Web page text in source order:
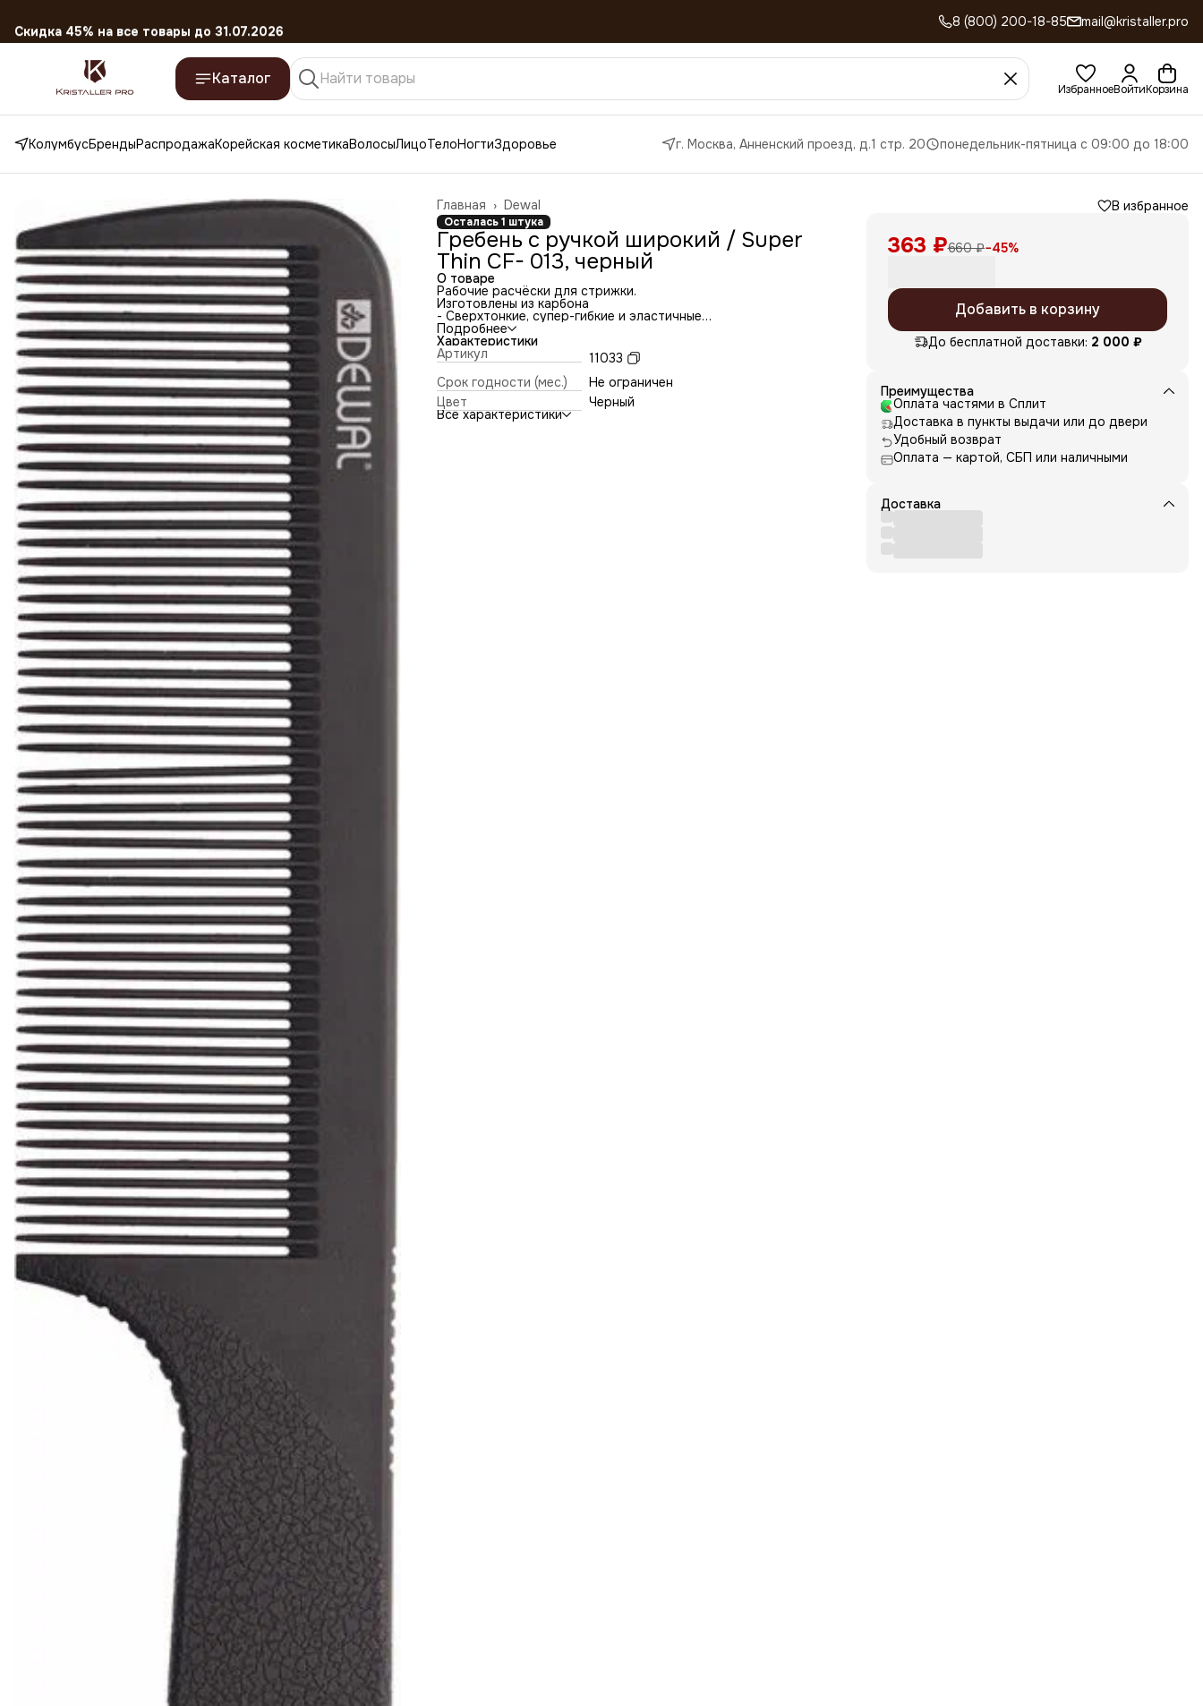
8 (800) 200-18-85 mail@kristaller.pro
Каталог
ИзбранноеВойтиКорзина
КолумбусБрендыРаспродажаКорейская косметикаВолосыЛицоТелоНогтиЗдоровье г. Москва, Анненский проезд, д.1 стр. 20 понедельник-пятница с 09:00 до 18:00
Dewal
Главная ›
Осталась 1 штука
Гребень с ручкой широкий / Super
Thin СF- 013, черный
О товаре
Рабочие расчёски для стрижки.
Изготовлены из карбона
- Сверхтонкие, супер-гибкие и эластичные
- Устойчивы к химическим веществам
- Идеально ровные и цельные зубчики с особой полировкой
- Улучшенная антистатическая поверхность
- Подходят для стрижки волос любой длины
Подробнее
Характеристики
Артикул
11033
Срок годности (мес.)
Не ограничен
Цвет
Черный
Все характеристики
В избранное
363 ₽660 ₽−45%
Добавить в корзину
До бесплатной доставки: 2 000 ₽
Преимущества
Оплата частями в Сплит
Доставка в пункты выдачи или до двери
Удобный возврат
Оплата — картой, СБП или наличными
Доставка